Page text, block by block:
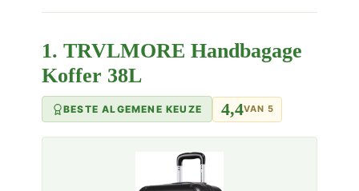
1. TRVLMORE Handbagage
Koffer 38L
BESTE ALGEMENE KEUZE 4,4VAN 5